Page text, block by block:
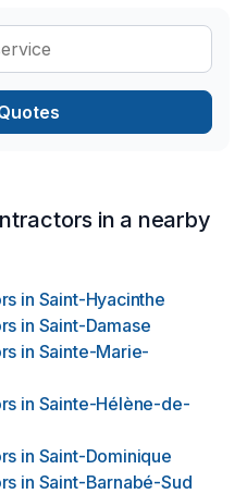
in a nearby
in Saint-Hyacinthe
in Saint-Damase
in Sainte-Marie-
in Sainte-Hélène-de-
in Saint-Dominique
in Saint-Barnabé-Sud